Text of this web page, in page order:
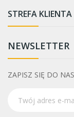
STREFA KLIENTA
NEWSLETTER
ZAPISZ SIĘ DO